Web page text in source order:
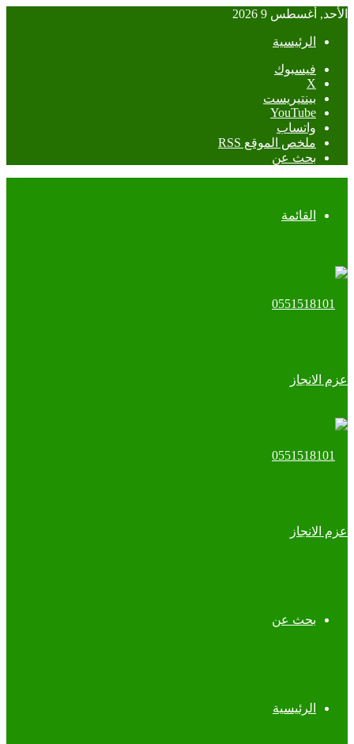
الأحد, أغسطس 9 2026
الرئيسية
فيسبوك
‫X
بينتيريست
‫YouTube
واتساب
ملخص الموقع RSS
بحث عن
القائمة
بحث عن
الرئيسية